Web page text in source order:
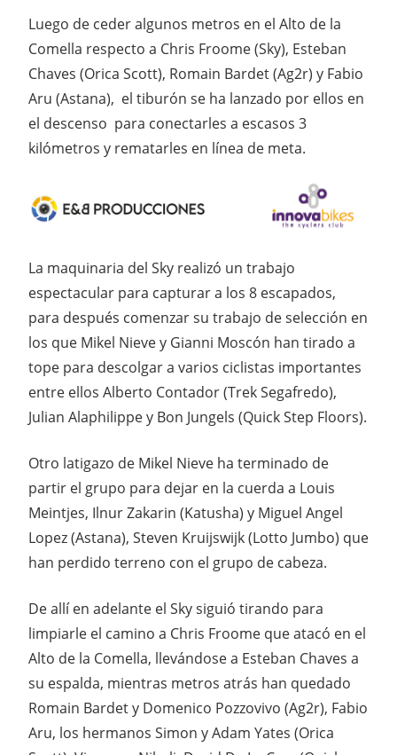
Luego de ceder algunos metros en el Alto de la
Comella respecto a Chris Froome (Sky), Esteban
Chaves (Orica Scott), Romain Bardet (Ag2r) y Fabio
Aru (Astana), el tiburón se ha lanzado por ellos en
el descenso para conectarles a escasos 3
kilómetros y rematarles en línea de meta.
La maquinaria del Sky realizó un trabajo
espectacular para capturar a los 8 escapados,
para después comenzar su trabajo de selección en
los que Mikel Nieve y Gianni Moscón han tirado a
tope para descolgar a varios ciclistas importantes
entre ellos Alberto Contador (Trek Segafredo),
Julian Alaphilippe y Bon Jungels (Quick Step Floors).
Otro latigazo de Mikel Nieve ha terminado de
partir el grupo para dejar en la cuerda a Louis
Meintjes, Ilnur Zakarin (Katusha) y Miguel Angel
Lopez (Astana), Steven Kruijswijk (Lotto Jumbo) que
han perdido terreno con el grupo de cabeza.
De allí en adelante el Sky siguió tirando para
limpiarle el camino a Chris Froome que atacó en el
Alto de la Comella, llevándose a Esteban Chaves a
su espalda, mientras metros atrás han quedado
Romain Bardet y Domenico Pozzovivo (Ag2r), Fabio
Aru, los hermanos Simon y Adam Yates (Orica